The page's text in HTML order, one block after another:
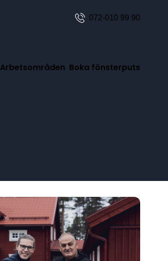
072-010 99 90
Arbetsområden Boka fönsterputs